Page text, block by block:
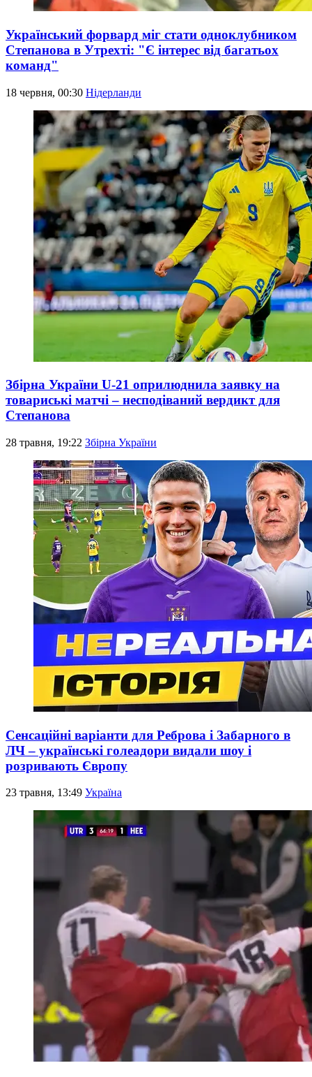
Український форвард міг стати одноклубником
Степанова в Утрехті: "Є інтерес від багатьох
команд"
18 червня, 00:30 Нідерланди
Збірна України U-21 оприлюднила заявку на
товариські матчі – несподіваний вердикт для
Степанова
28 травня, 19:22 Збірна України
Сенсаційні варіанти для Реброва і Забарного в
ЛЧ – українські голеадори видали шоу і
розривають Європу
23 травня, 13:49 Україна